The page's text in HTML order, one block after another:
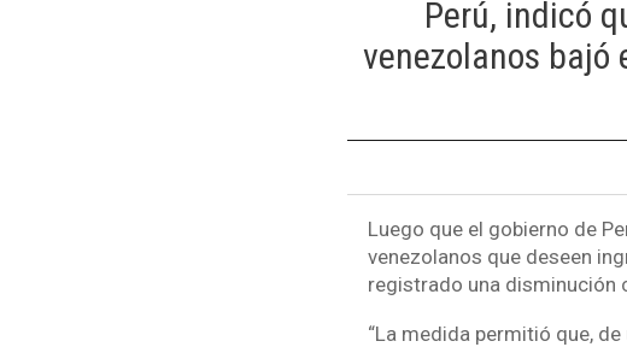
Perú, indicó
venezolanos bajó
Luego que el gobierno de
venezolanos que deseen
registrado una disminución
“La medida permitió que,